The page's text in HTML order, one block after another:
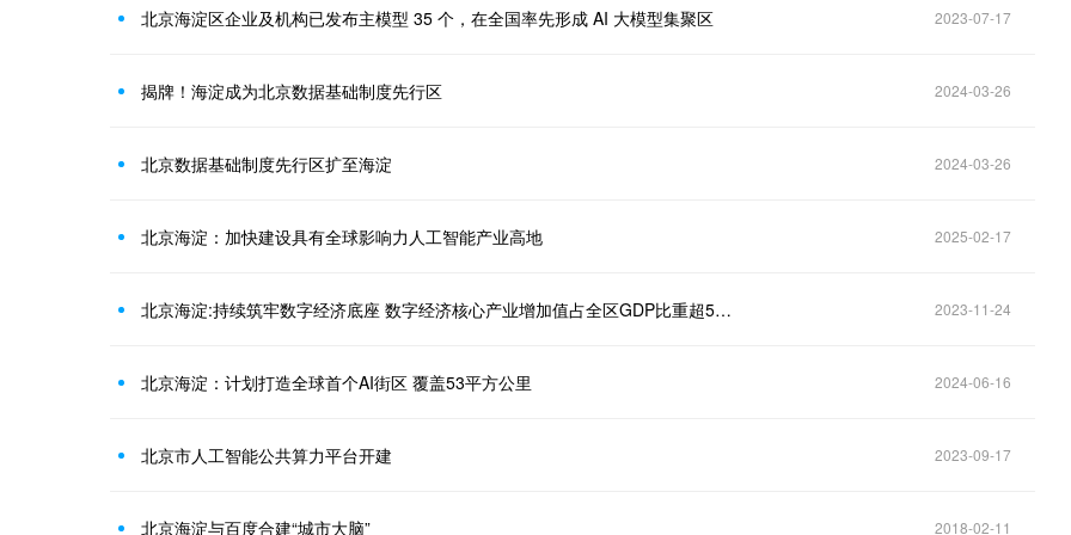
北京海淀区企业及机构已发布主模型 35 个，在全国率先形成 AI 大模型集聚区 2023-07-17
揭牌！海淀成为北京数据基础制度先行区 2024-03-26
北京数据基础制度先行区扩至海淀 2024-03-26
北京海淀：加快建设具有全球影响力人工智能产业高地 2025-02-17
北京海淀:持续筑牢数字经济底座 数字经济核心产业增加值占全区GDP比重超50％ 2023-11-24
北京海淀：计划打造全球首个AI街区 覆盖53平方公里 2024-06-16
北京市人工智能公共算力平台开建 2023-09-17
北京海淀与百度合建“城市大脑” 2018-02-11